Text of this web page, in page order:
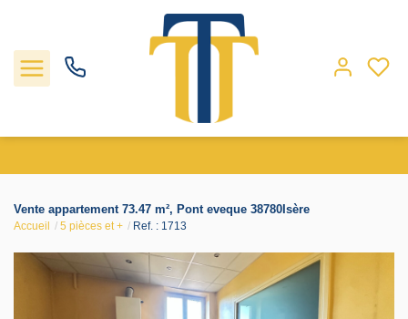
Gestion
Vente appartement 73.47 m², Pont eveque 38780Isère
Accueil 5 pièces et + Ref. : 1713